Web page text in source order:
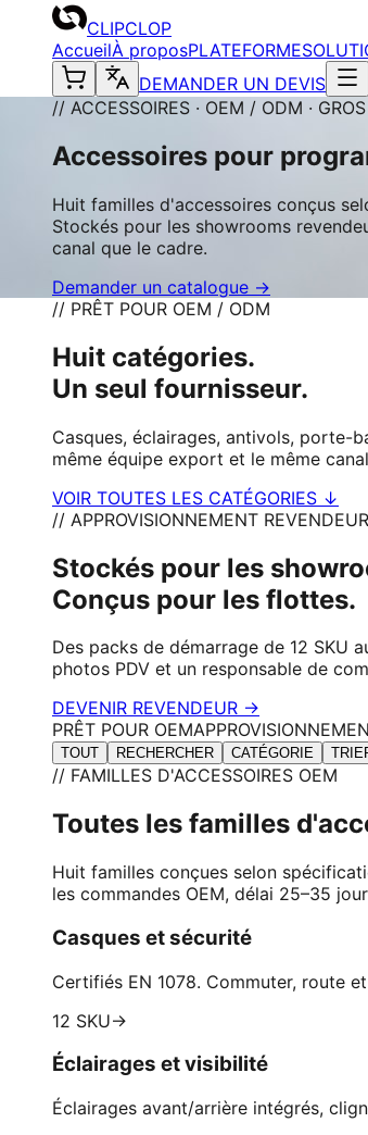
CLIPCLOP
AccueilÀ proposPLATEFORME
DEMANDER UN DEVIS
// ACCESSOIRES · OEM / ODM · GROS
Accessoires pour
Huit familles d'accessoires conçus
Stockés pour les showrooms
canal que le cadre.
Demander un catalogue →
// PRÊT POUR OEM / ODM
Huit catégories.
Un seul fournisseur.
Casques, éclairages, antivols, porte-
même équipe export et le même
VOIR TOUTES LES CATÉGORIES ↓
// APPROVISIONNEMENT
Stockés pour les
Conçus pour les flottes.
Des packs de démarrage de 12 SKU
photos PDV et un responsable de
DEVENIR REVENDEUR →
PRÊT POUR OEM
TOUT RECHERCHER CATÉGORIE
// FAMILLES D'ACCESSOIRES OEM
Toutes les familles
Huit familles conçues selon
les commandes OEM, délai 25–35
Casques et sécurité
Certifiés EN 1078. Commuter, route
12 SKU→
Éclairages et visibilité
Éclairages avant/arrière intégrés,